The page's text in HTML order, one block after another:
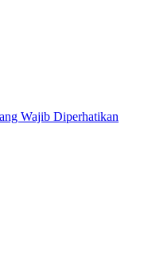
Wajib Diperhatikan